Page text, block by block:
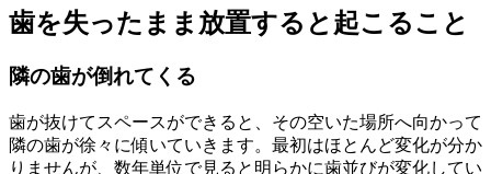
歯を失ったまま放置すると起こること
隣の歯が倒れてくる
歯が抜けてスペースができると、その空いた場所へ向かって
隣の歯が徐々に傾いていきます。最初はほとんど変化が分か
りませんが、数年単位で見ると明らかに歯並びが変化してい